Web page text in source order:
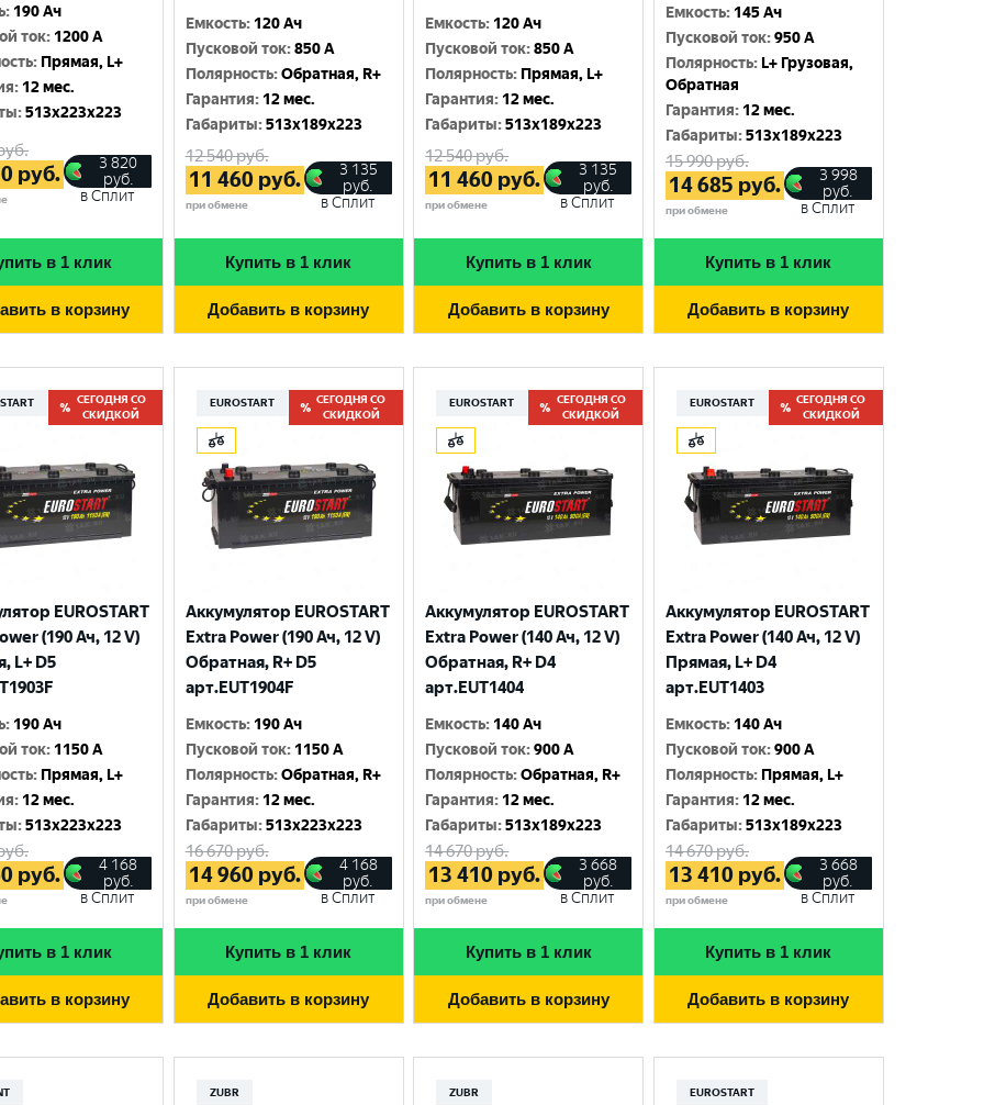
: 190 Ач
ток: 1200 A
: Прямая, L+
: 12 мес.
:513x223x223
руб.
3 820
руб.
в Сплит
в 1 клик
в корзину
Емкость: 120 Ач
Пусковой ток:850 A
Полярность:Обратная, R+
Гарантия: 12 мес.
Габариты:513x189x223
12 540руб.
11 460 руб.
при обмене
3 135
руб.
в Сплит
Купить в 1 клик
Добавить в корзину
Емкость: 120 Ач
Пусковой ток:850 A
Полярность: Прямая, L+
Гарантия: 12 мес.
Габариты:513x189x223
12 540руб.
11 460 руб.
при обмене
3 135
руб.
в Сплит
Купить в 1 клик
Добавить в корзину
Емкость: 145 Ач
Пусковой ток:950 A
Полярность: L+ Грузовая,
Обратная
Гарантия: 12 мес.
Габариты:513x189x223
15 990руб.
14 685 руб.
при обмене
3 998
руб.
в Сплит
Купить в 1 клик
Добавить в корзину
СЕГОДНЯ СО
СКИДКОЙ
EUROSTART
(190 Ач, 12 V)
L+ D5
: 190 Ач
ток: 1150 A
: Прямая, L+
: 12 мес.
:513x223x223
руб.
4 168
руб.
в Сплит
в 1 клик
в корзину
EUROSTART
СЕГОДНЯ СО
СКИДКОЙ
Аккумулятор EUROSTART
Extra Power (190 Ач, 12 V)
Обратная, R+ D5
арт.EUT1904F
Емкость: 190 Ач
Пусковой ток: 1150 A
Полярность:Обратная, R+
Гарантия: 12 мес.
Габариты:513x223x223
16 670руб.
14 960 руб.
при обмене
4 168
руб.
в Сплит
Купить в 1 клик
Добавить в корзину
EUROSTART
СЕГОДНЯ СО
СКИДКОЙ
Аккумулятор EUROSTART
Extra Power (140 Ач, 12 V)
Обратная, R+ D4
арт.EUT1404
Емкость: 140 Ач
Пусковой ток:900 A
Полярность:Обратная, R+
Гарантия: 12 мес.
Габариты:513x189x223
14 670руб.
13 410 руб.
при обмене
3 668
руб.
в Сплит
Купить в 1 клик
Добавить в корзину
EUROSTART
СЕГОДНЯ СО
СКИДКОЙ
Аккумулятор EUROSTART
Extra Power (140 Ач, 12 V)
Прямая, L+ D4
арт.EUT1403
Емкость: 140 Ач
Пусковой ток:900 A
Полярность: Прямая, L+
Гарантия: 12 мес.
Габариты:513x189x223
14 670руб.
13 410 руб.
при обмене
3 668
руб.
в Сплит
Купить в 1 клик
Добавить в корзину
ZUBR ZUBR EUROSTART
Великий Новгород
Санкт-Петербург
Смоленск